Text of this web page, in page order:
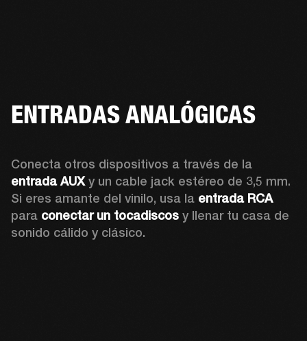
ENTRADAS ANALÓGICAS
entrada AUX y un cable jack estéreo de 3,5 mm.
Si eres amante del vinilo, usa la entrada RCA
para conectar un tocadiscos y llenar tu casa de
sonido cálido y clásico.